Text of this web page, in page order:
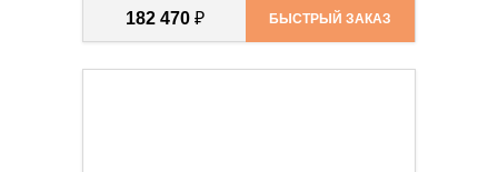
182 470 ₽ БЫСТРЫЙ ЗАКАЗ